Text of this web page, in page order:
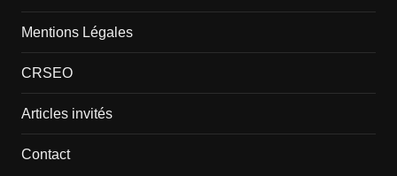
Mentions Légales
CRSEO
Articles invités
Contact